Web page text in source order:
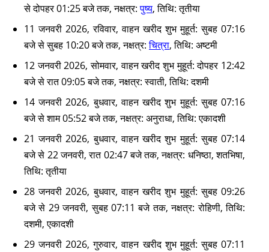
से दोपहर 01:25 बजे तक, नक्षत्र:पुष्य, तिथि: तृतीया
11 जनवरी 2026, रविवार, वाहन खरीद शुभ मुहूर्त: सुबह 07:16
बजे से सुबह 10:20 बजे तक, नक्षत्र:चित्रा, तिथि: अष्टमी
12 जनवरी 2026, सोमवार, वाहन खरीद शुभ मुहूर्त: दोपहर 12:42
बजे से रात 09:05 बजे तक, नक्षत्र: स्वाती, तिथि: दशमी
14 जनवरी 2026, बुधवार, वाहन खरीद शुभ मुहूर्त: सुबह 07:16
बजे से शाम 05:52 बजे तक, नक्षत्र: अनुराधा, तिथि: एकादशी
21 जनवरी 2026, बुधवार, वाहन खरीद शुभ मुहूर्त: सुबह 07:14
बजे से 22 जनवरी, रात 02:47 बजे तक, नक्षत्र: धनिष्ठा, शतभिषा,
तिथि: तृतीया
28 जनवरी 2026, बुधवार, वाहन खरीद शुभ मुहूर्त: सुबह 09:26
बजे से 29 जनवरी, सुबह 07:11 बजे तक, नक्षत्र: रोहिणी, तिथि:
दशमी, एकादशी
29 जनवरी 2026, गुरुवार, वाहन खरीद शुभ मुहूर्त: सुबह 07:11